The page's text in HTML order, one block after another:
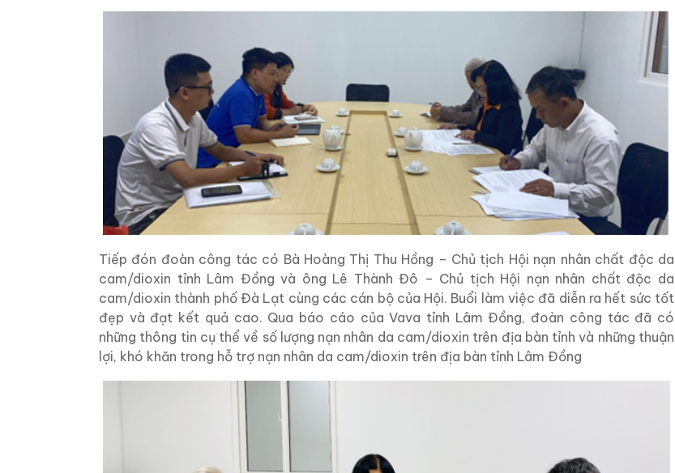
Tiếp đón đoàn công tác có Bà Hoàng Thị Thu Hồng – Chủ tịch Hội nạn nhân chất độc da
cam/dioxin tỉnh Lâm Đồng và ông Lê Thành Đô – Chủ tịch Hội nạn nhân chất độc da
cam/dioxin thành phố Đà Lạt cùng các cán bộ của Hội. Buổi làm việc đã diễn ra hết sức tốt
đẹp và đạt kết quả cao. Qua báo cáo của Vava tỉnh Lâm Đồng, đoàn công tác đã có
những thông tin cụ thể về số lượng nạn nhân da cam/dioxin trên địa bàn tỉnh và những thuận
lợi, khó khăn trong hỗ trợ nạn nhân da cam/dioxin trên địa bàn tỉnh Lâm Đồng